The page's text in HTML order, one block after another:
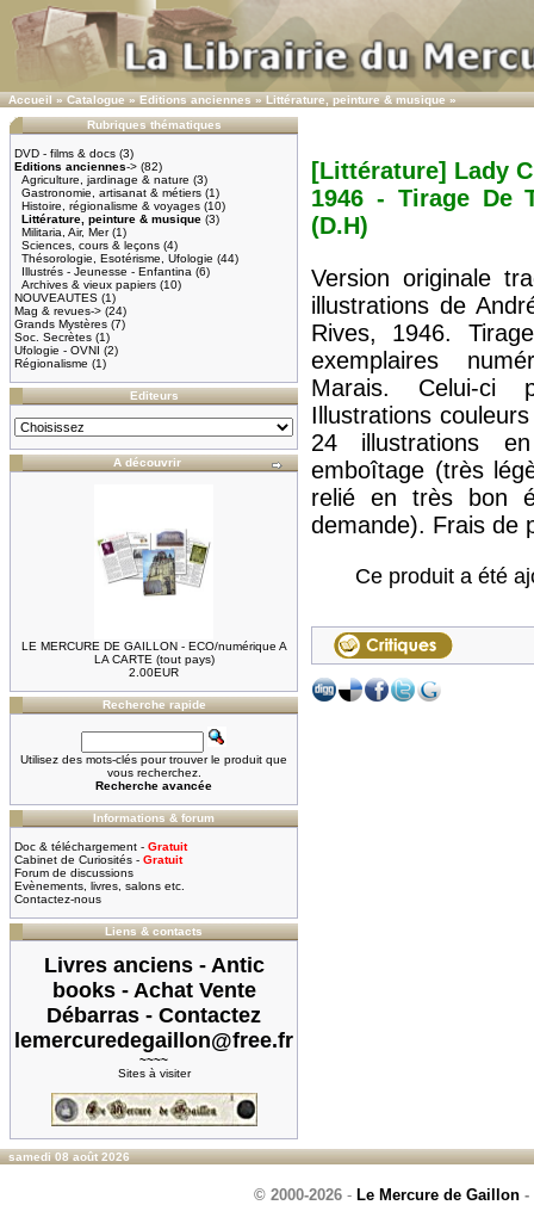
Accueil»Catalogue»Editions anciennes»Littérature, peinture & musique»
Rubriques thématiques
DVD - films & docs (3)
Editions anciennes-> (82)
Agriculture, jardinage & nature (3)
Gastronomie, artisanat & métiers (1)
Histoire, régionalisme & voyages (10)
Littérature, peinture & musique (3)
Militaria, Air, Mer(1)
Sciences, cours & leçons (4)
Thésorologie, Esotérisme, Ufologie (44)
Illustrés - Jeunesse - Enfantina (6)
Archives & vieux papiers (10)
NOUVEAUTES (1)
Mag & revues-> (24)
Grands Mystères (7)
Soc. Secrètes (1)
Ufologie - OVNI (2)
Régionalisme (1)
Editeurs
A découvrir
LE MERCURE DE GAILLON - ECO/numérique A
LA CARTE (tout pays)
2.00EUR
Recherche rapide
Utilisez des mots-clés pour trouver le produit que
vous recherchez.
Recherche avancée
Informations & forum
Doc & téléchargement - Gratuit
Cabinet de Curiosités - Gratuit
Forum de discussions
Evènements, livres, salons etc.
Contactez-nous
Liens & contacts
Livres anciens - Antic
books - Achat Vente
Débarras - Contactez
lemercuredegaillon@free.fr
~~~~
Sites à visiter
[Littérature] Lady
1946 - Tirage De
(D.H)
Version originale
illustrations de
Rives, 1946.
exemplaires
Marais. Celui-ci
Illustrations
24 illustrations
emboîtage (très
relié en très bon
demande). Frais de
Ce produit a été
samedi 08 août 2026
© 2000-2026 - Le Mercure de Gaillon -